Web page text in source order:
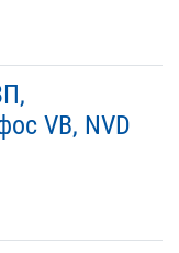
VB, NVD